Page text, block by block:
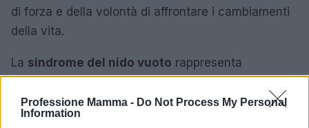
Professione Mamma - Do Not Process My Personal
Information
di forza e della volontà di affrontare i cambiamenti
della vita.
La sindrome del nido vuoto rappresenta
un’esperienza comune e naturale per molte
persone. È fondamentale non affrontarla da soli.
Con il supporto adeguato e strategie mirate, è